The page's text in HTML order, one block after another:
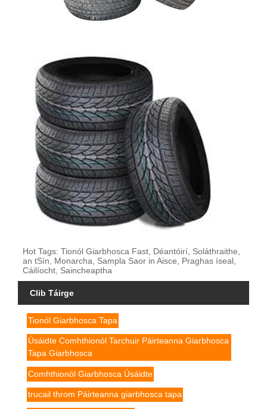
Hot Tags: Tionól Giarbhosca Fast, Déantóirí, Soláthraithe,
an tSín, Monarcha, Sampla Saor in Aisce, Praghas íseal,
Cáilíocht, Saincheaptha
Clib Táirge
Tionól Giarbhosca Tapa
Úsáidte Comhthionól Tarchuir Páirteanna Giarbhosca
Tapa Giarbhosca
Comhthionól Giarbhosca Úsáidte
trucail throm Páirteanna giarbhosca tapa